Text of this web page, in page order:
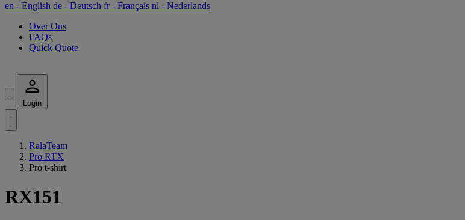
en - English de - Deutsch fr- Français nl - Nederlands
Over Ons
FAQs
Quick Quote
Login
RalaTeam
Pro RTX
Pro t-shirt
RX151